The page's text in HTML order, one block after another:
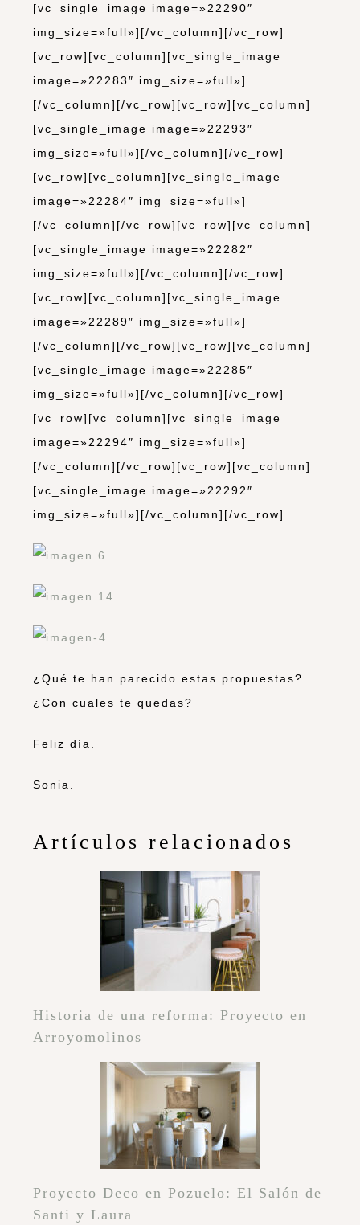
[vc_single_image image=»22290″
img_size=»full»][/vc_column][/vc_row]
[vc_row][vc_column][vc_single_image
image=»22283″ img_size=»full»]
[/vc_column][/vc_row][vc_row][vc_column]
[vc_single_image image=»22293″
img_size=»full»][/vc_column][/vc_row]
[vc_row][vc_column][vc_single_image
image=»22284″ img_size=»full»]
[/vc_column][/vc_row][vc_row][vc_column]
[vc_single_image image=»22282″
img_size=»full»][/vc_column][/vc_row]
[vc_row][vc_column][vc_single_image
image=»22289″ img_size=»full»]
[/vc_column][/vc_row][vc_row][vc_column]
[vc_single_image image=»22285″
img_size=»full»][/vc_column][/vc_row]
[vc_row][vc_column][vc_single_image
image=»22294″ img_size=»full»]
[/vc_column][/vc_row][vc_row][vc_column]
[vc_single_image image=»22292″
img_size=»full»][/vc_column][/vc_row]
¿Qué te han parecido estas propuestas?
¿Con cuales te quedas?
Feliz día.
Sonia.
Artículos relacionados
Historia de una reforma: Proyecto en
Arroyomolinos
Proyecto Deco en Pozuelo: El Salón de
Santi y Laura